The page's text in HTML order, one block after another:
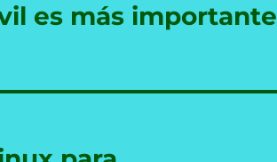
es más importante